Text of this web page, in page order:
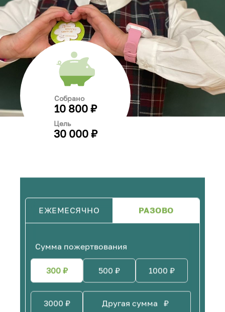
ЕЖЕМЕСЯЧНО РАЗОВО
Сумма пожертвования
300 ₽ 500 ₽ 1000 ₽
3000 ₽ ₽
Собрано
10 800 ₽
Цель
30 000 ₽